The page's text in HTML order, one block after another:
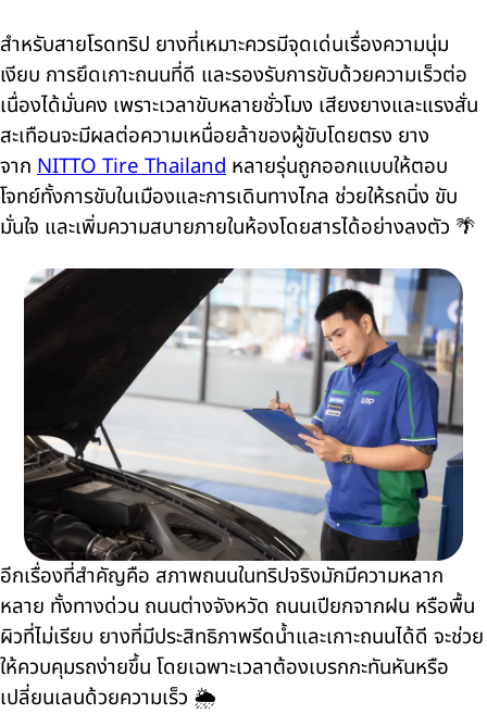
สำหรับสายโรดทริป ยางที่เหมาะควรมีจุดเด่นเรื่องความนุ่ม
เงียบ การยึดเกาะถนนที่ดี และรองรับการขับด้วยความเร็วต่อ
เนื่องได้มั่นคง เพราะเวลาขับหลายชั่วโมง เสียงยางและแรงสั่น
สะเทือนจะมีผลต่อความเหนื่อยล้าของผู้ขับโดยตรง ยาง
จาก NITTO Tire Thailand หลายรุ่นถูกออกแบบให้ตอบ
โจทย์ทั้งการขับในเมืองและการเดินทางไกล ช่วยให้รถนิ่ง ขับ
มั่นใจ และเพิ่มความสบายภายในห้องโดยสารได้อย่างลงตัว 🌴
อีกเรื่องที่สำคัญคือ สภาพถนนในทริปจริงมักมีความหลาก
หลาย ทั้งทางด่วน ถนนต่างจังหวัด ถนนเปียกจากฝน หรือพื้น
ผิวที่ไม่เรียบ ยางที่มีประสิทธิภาพรีดน้ำและเกาะถนนได้ดี จะช่วย
ให้ควบคุมรถง่ายขึ้น โดยเฉพาะเวลาต้องเบรกกะทันหันหรือ
เปลี่ยนเลนด้วยความเร็ว 🌦️